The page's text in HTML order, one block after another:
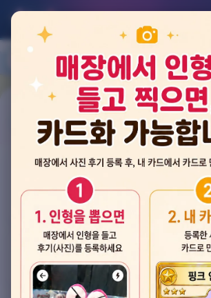
평점순 내 주변
뽑스 천안 불당점
★★★★☆ 4.2 후기 33
게임플렉스 불당동점
★★★☆☆ 2.5 후기 4